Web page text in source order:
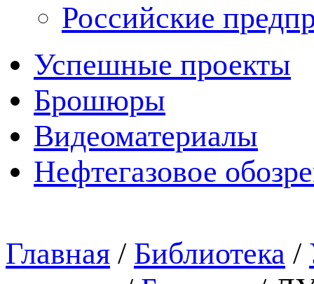
Российские
Успешные проекты
Брошюры
Видеоматериалы
Нефтегазовое
Главная / Библиотека /